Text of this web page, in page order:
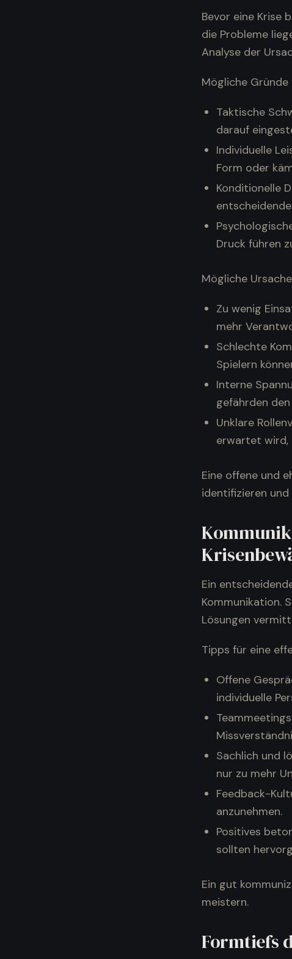
Bevor eine Krise
die Probleme
Analyse der
Mögliche
Taktische
darauf
Individuelle
Form oder
Konditionelle
Druck führen
Mögliche
Zu wenig
mehr
Schlechte
Spielern
Interne
gefährden
Unklare
erwartet wird,
Eine offene und
identifizieren
Ein
Kommunikation.
Lösungen
Tipps für eine
Offene
individuelle
Sachlich und
nur zu mehr
Feedback-
anzunehmen.
Positives
sollten
Ein gut
meistern.
Formtiefs